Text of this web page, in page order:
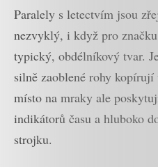
Paralely s letectvím jsou
nezvyklý, i když pro
typický, obdélníkový tvar.
silně zaoblené rohy
místo na mraky ale
indikátorů času a hluboko
strojku.